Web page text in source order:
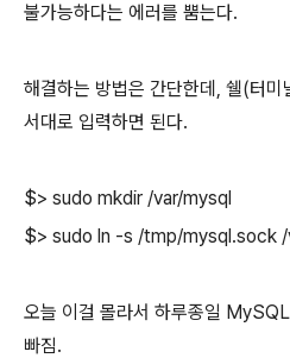
불가능하다는 에러를 뿜는다.
해결하는 방법은 간단한데, 쉘(터
서대로 입력하면 된다.
$> sudo mkdir /var/mysql
$> sudo ln -s /tmp/mysql.sock
오늘 이걸 몰라서 하루종일
빠짐.